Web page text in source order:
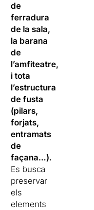
de
ferradura
de la sala,
la barana
de
l’amfiteatre,
i tota
l’estructura
de fusta
(pilars,
forjats,
entramats
de
façana…).
Es busca
preservar
els
elements